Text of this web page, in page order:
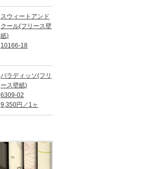
スウィートアンド
クール(フリース壁
紙)
10166-18
パラディッソ(フリ
ース壁紙)
6309-02
9,350円／1ヶ